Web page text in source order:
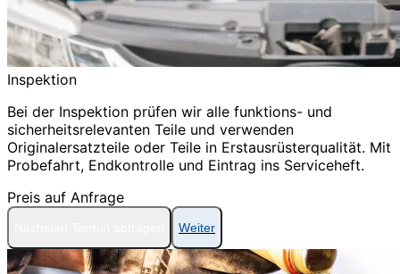
Inspektion
Bei der Inspektion prüfen wir alle funktions- und
sicherheitsrelevanten Teile und verwenden
Originalersatzteile oder Teile in Erstausrüsterqualität. Mit
Probefahrt, Endkontrolle und Eintrag ins Serviceheft.
Preis auf Anfrage
Weiter